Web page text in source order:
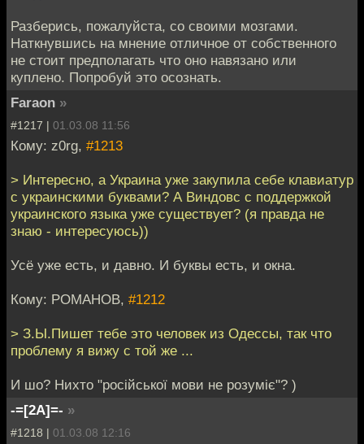
Разберись, пожалуйста, со своими мозгами.
Наткнувшись на мнение отличное от собственного
не стоит предполагать что оно навязано или
куплено. Попробуй это осознать.
Faraon »
#1217 | 01.03.08 11:56
Кому: z0rg, #1213
> Интересно, а Украина уже закупила себе клавиатур
с украинскими буквами? А Виндовс с поддержкой
украинского языка уже существует? (я правда не
знаю - интересуюсь))
Усё уже есть, и давно. И буквы есть, и окна.
Кому: РОМАНОВ, #1212
> З.Ы.Пишет тебе это человек из Одессы, так что
проблему я вижу с той же ...
И шо? Нихто "російської мови не розуміє"? )
-=[2A]=- »
#1218 | 01.03.08 12:16